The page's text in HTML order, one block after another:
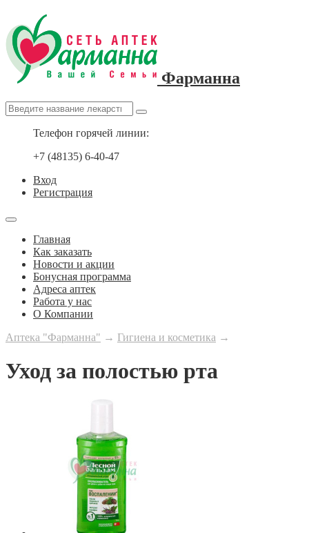
Фарманна
Телефон горячей линии:
+7 (48135) 6-40-47
Вход
Регистрация
Главная
Как заказать
Новости и акции
Бонусная программа
Адреса аптек
Работа у нас
О Компании
Аптека "Фарманна" → Гигиена и косметика →
Уход за полостью рта